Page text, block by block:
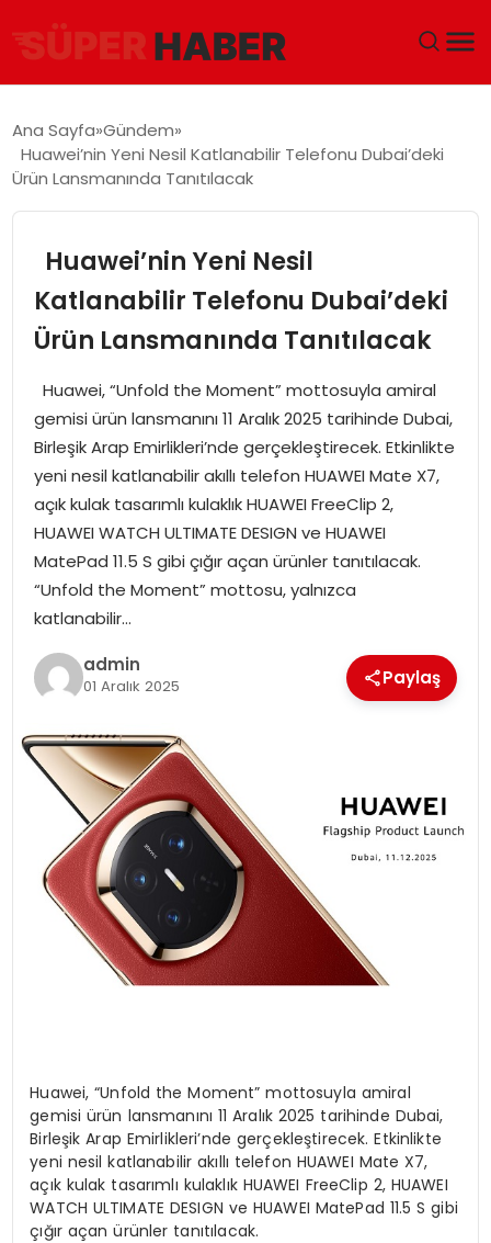
GÜNDEM
EKONOMI
MAGAZIN
SAĞLIK
SIYASET
SPOR
TEKNOLOJI
YAŞAM
Ana Sayfa Gündem
Huawei’nin Yeni Nesil Katlanabilir Telefonu Dubai’deki
Ürün Lansmanında Tanıtılacak
Huawei’nin Yeni Nesil
Katlanabilir Telefonu Dubai’deki
Ürün Lansmanında Tanıtılacak
Huawei, “Unfold the Moment” mottosuyla amiral
gemisi ürün lansmanını 11 Aralık 2025 tarihinde Dubai,
Birleşik Arap Emirlikleri’nde gerçekleştirecek. Etkinlikte
yeni nesil katlanabilir akıllı telefon HUAWEI Mate X7,
açık kulak tasarımlı kulaklık HUAWEI FreeClip 2,
HUAWEI WATCH ULTIMATE DESIGN ve HUAWEI
MatePad 11.5 S gibi çığır açan ürünler tanıtılacak.
“Unfold the Moment” mottosu, yalnızca
katlanabilir…
admin
01 Aralık 2025 Paylaş
Huawei, “Unfold the Moment” mottosuyla amiral
gemisi ürün lansmanını 11 Aralık 2025 tarihinde Dubai,
Birleşik Arap Emirlikleri’nde gerçekleştirecek. Etkinlikte
yeni nesil katlanabilir akıllı telefon HUAWEI Mate X7,
açık kulak tasarımlı kulaklık HUAWEI FreeClip 2, HUAWEI
WATCH ULTIMATE DESIGN ve HUAWEI MatePad 11.5 S gibi
çığır açan ürünler tanıtılacak.